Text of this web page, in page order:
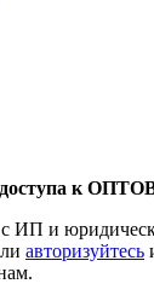
доступа к
с ИП и
авторизуйтесь